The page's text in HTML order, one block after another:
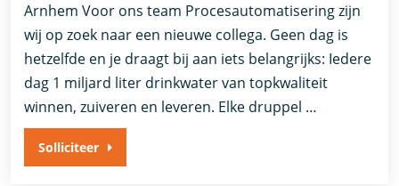
Arnhem Voor ons team Procesautomatisering zijn
wij op zoek naar een nieuwe collega. Geen dag is
hetzelfde en je draagt bij aan iets belangrijks: Iedere
dag 1 miljard liter drinkwater van topkwaliteit
winnen, zuiveren en leveren. Elke druppel …
Solliciteer